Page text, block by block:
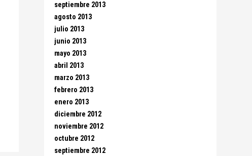
septiembre 2013
agosto 2013
julio 2013
junio 2013
mayo 2013
abril 2013
marzo 2013
febrero 2013
enero 2013
diciembre 2012
noviembre 2012
octubre 2012
septiembre 2012